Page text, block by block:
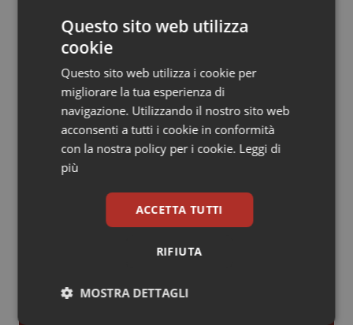
Provincia Autonoma di Bolzano
Provincia Autonoma di Trento
Sardegna
Umbria
Infezioni & Febbre
Ipertensione & Scompenso
Malattie rare
Malattia di Crohn & Rettocolite Ulcerosa
Neuroscienze & patologie neurodegenerative
Oftalmologia
Gestione dell'Ipertensione resistente:
dalle Linee Guida alle terapie innovative
Leadership Infermieristica 2026: nuovi
modelli di responsabilità e autonomia
AI e telemedicina nello studio
Questo sito web utilizza
cookie
Questo sito web utilizza i cookie per
migliorare la tua esperienza di
navigazione. Utilizzando il nostro sito web
acconsenti a tutti i cookie in conformità
con la nostra policy per i cookie. Leggi di
più
ACCETTA TUTTI
RIFIUTA
MOSTRA DETTAGLI